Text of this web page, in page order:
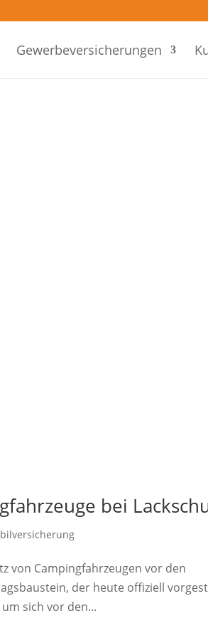
Gewerbeversicherungen
bei
von Campingfahrzeugen vor den
der heute offiziell
sich vor den...